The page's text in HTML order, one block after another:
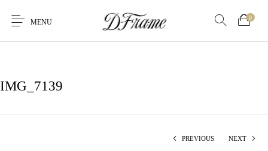
MENU
0
IMG_7139
PREVIOUS NEXT